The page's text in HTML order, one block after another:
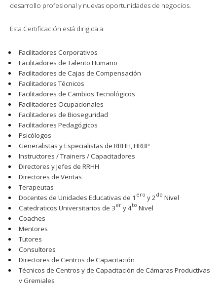
desarrollo profesional y nuevas oportunidades de negocios.
Esta Certificación está dirigida a:
Facilitadores Corporativos
Facilitadores de Talento Humano
Facilitadores de Cajas de Compensación
Facilitadores Técnicos
Facilitadores de Cambios Tecnológicos
Facilitadores Ocupacionales
Facilitadores de Bioseguridad
Facilitadores Pedagógicos
Psicólogos
Generalistas y Especialistas de RRHH, HRBP
Instructores / Trainers / Capacitadores
Directores y Jefes de RRHH
Directores de Ventas
Terapeutas
Docentes de Unidades Educativas de 1 ero y 2do Nivel
Catedraticos Universitarios de 3er y 4to Nivel
Coaches
Mentores
Tutores
Consultores
Directores de Centros de Capacitación
Técnicos de Centros y de Capacitación de Cámaras Productivas
y Gremiales